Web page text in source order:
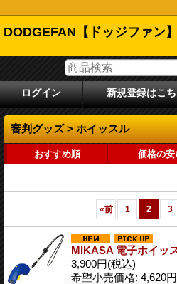
DODGEFAN【ドッジファン】
ログイン 新規登録はこ
審判グッズ > ホイッスル
おすすめ順 価格の安
«前 1 2 3
MIKASA 電子ホイッ
3,900円(税込)
希望小売価格: 4,620円